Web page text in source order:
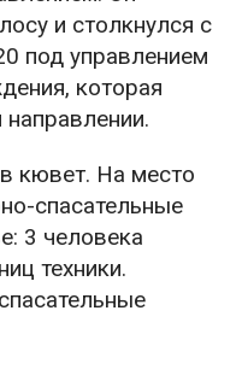
и столкнулся с
под управлением
которая
кювет. На место
спасательные
3 человека
техники.